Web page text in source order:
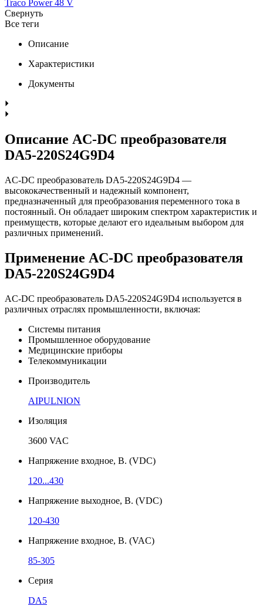
Traco Power 48 V
Свернуть
Все теги
Описание
Характеристики
Документы
Описание AC-DC преобразователя
DA5-220S24G9D4
AC-DC преобразователь DA5-220S24G9D4 —
высококачественный и надежный компонент,
предназначенный для преобразования переменного тока в
постоянный. Он обладает широким спектром характеристик и
преимуществ, которые делают его идеальным выбором для
различных применений.
Применение AC-DC преобразователя
DA5-220S24G9D4
AC-DC преобразователь DA5-220S24G9D4 используется в
различных отраслях промышленности, включая:
Системы питания
Промышленное оборудование
Медицинские приборы
Телекоммуникации
Производитель
AIPULNION
Изоляция
3600 VAC
Напряжение входное, В. (VDC)
120...430
Напряжение выходное, В. (VDC)
120-430
Напряжение входное, В. (VAC)
85-305
Серия
DA5